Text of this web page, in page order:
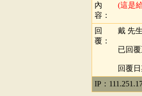
內
容：
(這是
回
覆：
戴 先
已回
回覆日
IP：